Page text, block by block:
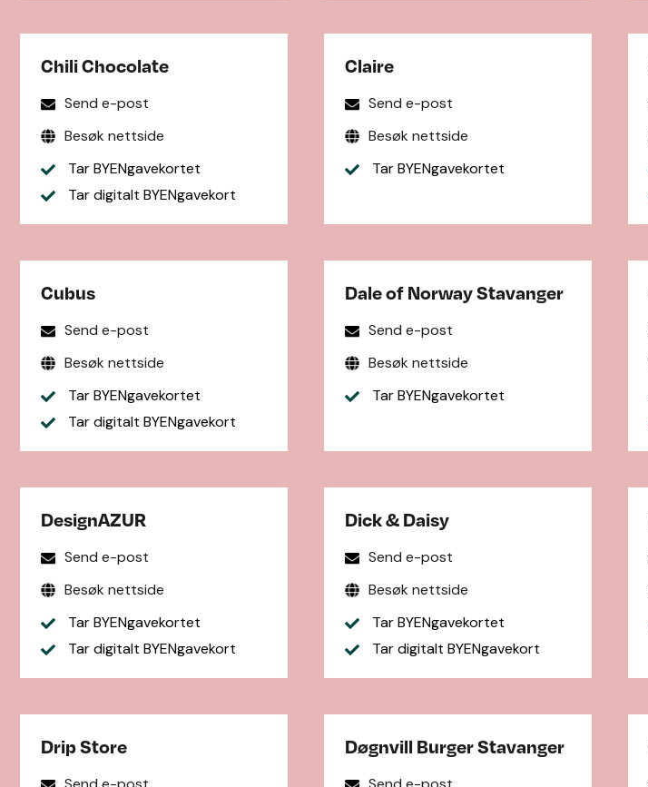
Chili Chocolate
Send e-post
Besøk nettside
Tar BYENgavekortet
Tar digitalt BYENgavekort
Claire
Send e-post
Besøk nettside
Tar BYENgavekortet
Cubus
Send e-post
Besøk nettside
Tar BYENgavekortet
Tar digitalt BYENgavekort
Dale of Norway Stavanger
Send e-post
Besøk nettside
Tar BYENgavekortet
DesignAZUR
Send e-post
Besøk nettside
Tar BYENgavekortet
Tar digitalt BYENgavekort
Dick & Daisy
Send e-post
Besøk nettside
Tar BYENgavekortet
Tar digitalt BYENgavekort
Drip Store Døgnvill Burger Stavanger